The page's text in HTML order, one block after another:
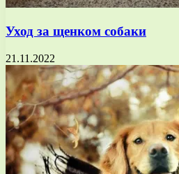
Уход за щенком собаки
21.11.2022